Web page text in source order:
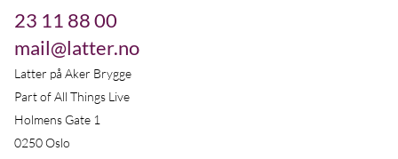
23 11 88 00
mail@latter.no
Latter på Aker Brygge
Part of All Things Live
Holmens Gate 1
0250 Oslo